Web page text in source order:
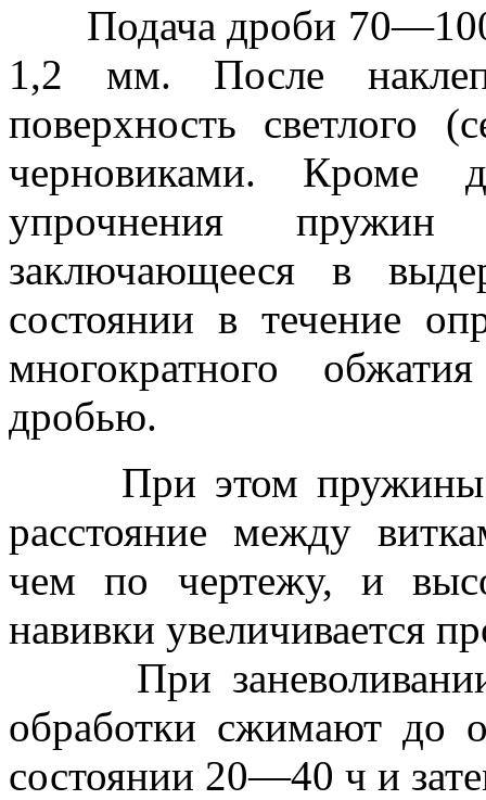
Подача дроби 70—100
1,2 мм. После
поверхность светлого
черновиками. Кроме
упрочнения пружин
заключающееся в
состоянии в течение
многократного
дробью.
При этом пружины
расстояние между
чем по чертежу, и
навивки увеличивается
При заневоливании
обработки сжимают до
состоянии 20—40 ч и